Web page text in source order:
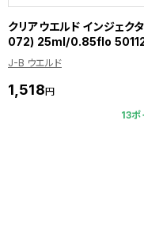
クリアウエルド インジェク
072) 25ml/0.85flo
J-B ウエルド
1,518円
13ポ